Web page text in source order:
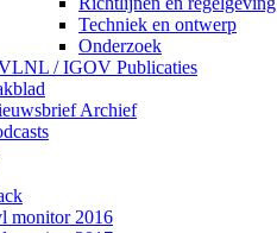
Techniek en ontwerp
Onderzoek
/ IGOV Publicaties
Archief
monitor 2016